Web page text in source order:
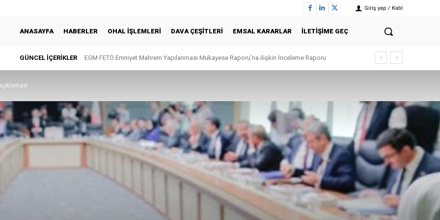
Giriş yap / Katıl
ANASAYFA HABERLER OHAL İŞLEMLERI DAVA ÇEŞITLERI EMSAL KARARLAR İLETIŞIME GEÇ
GÜNCEL IÇERIKLER EGM FETÖ Emniyet Mahrem Yapılanması Mukayese Raporu’na ilişkin İnceleme Raporu
Verilerin elde edilişine ilişkin sunulacak teknik rapor